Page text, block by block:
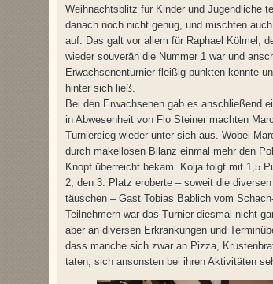
Weihnachtsblitz für Kinder und Jugendliche
danach noch nicht genug, und mischten
auf. Das galt vor allem für Raphael Kölmel,
wieder souverän die Nummer 1 war und
Erwachsenenturnier fleißig punkten konnte
hinter sich ließ.
Bei den Erwachsenen gab es anschließend
in Abwesenheit von Flo Steiner machten
Turniersieg wieder unter sich aus. Wobei
durch makellosen Bilanz einmal mehr den
Knopf überreicht bekam. Kolja folgt mit 1,5
2, den 3. Platz eroberte – soweit die
täuschen – Gast Tobias Bablich vom
Teilnehmern war das Turnier diesmal nicht
aber an diversen Erkrankungen und
dass manche sich zwar an Pizza,
taten, sich ansonsten bei ihren Aktivitäten